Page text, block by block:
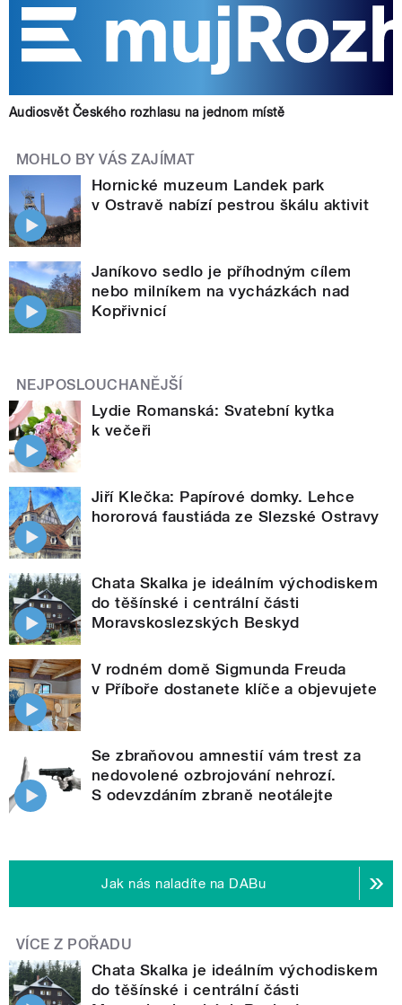
Audiosvět Českého rozhlasu na jednom místě
MOHLO BY VÁS ZAJÍMAT
Hornické muzeum Landek park
v Ostravě nabízí pestrou škálu aktivit
Janíkovo sedlo je příhodným cílem
nebo milníkem na vycházkách nad
Kopřivnicí
NEJPOSLOUCHANĚJŠÍ
Lydie Romanská: Svatební kytka
k večeři
Jiří Klečka: Papírové domky. Lehce
hororová faustiáda ze Slezské Ostravy
Chata Skalka je ideálním východiskem
do těšínské i centrální části
Moravskoslezských Beskyd
V rodném domě Sigmunda Freuda
v Příboře dostanete klíče a objevujete
Se zbraňovou amnestií vám trest za
nedovolené ozbrojování nehrozí.
S odevzdáním zbraně neotálejte
Jak nás naladíte na DABu
VÍCE Z POŘADU
Chata Skalka je ideálním východiskem
do těšínské i centrální části